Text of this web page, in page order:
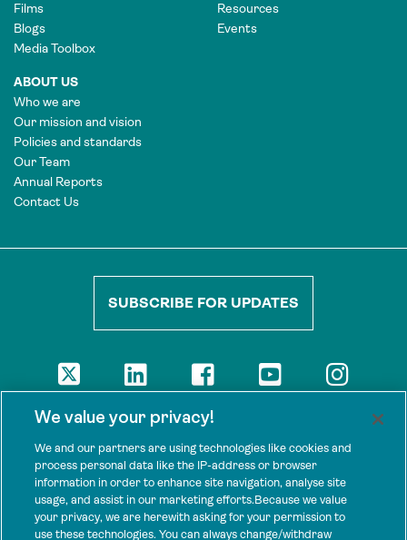
Films
Blogs
Media Toolbox
Resources
Events
ABOUT US
Who we are
Our mission and vision
Policies and standards
Our Team
Annual Reports
Contact Us
SUBSCRIBE FOR UPDATES
The views presented here are those of the authors and are not
support Tenure Facility.
This work is licensed under a Creative Commons Attribution 4.0
International License.
SPONSORS
We value your privacy!
We and our partners are using technologies like cookies and
process personal data like the IP-address or browser
information in order to enhance site navigation, analyse site
usage, and assist in our marketing efforts.Because we value
your privacy, we are herewith asking for your permission to
use these technologies. You can always change/withdraw